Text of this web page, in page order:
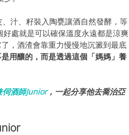
汁、籽裝入陶甕讓酒自然發酵，等
處就是可以確保溫度永遠都是涼爽
，酒渣會靠重力慢慢地沉澱到最底
用釀的，而是透過這個「媽媽」養
伺酒師Junior， 一起分享他去喬治亞